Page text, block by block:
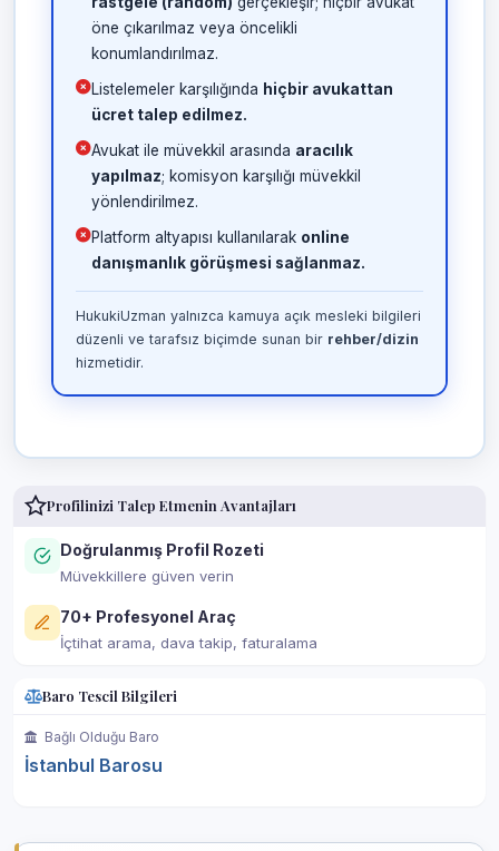
öne çıkarılmaz veya öncelikli
konumlandırılmaz.
Listelemeler karşılığında hiçbir avukattan
ücret talep edilmez.
Avukat ile müvekkil arasında aracılık
yapılmaz; komisyon karşılığı müvekkil
yönlendirilmez.
Platform altyapısı kullanılarak online
danışmanlık görüşmesi sağlanmaz.
HukukiUzman yalnızca kamuya açık mesleki bilgileri
düzenli ve tarafsız biçimde sunan bir rehber/dizin
hizmetidir.
Profilinizi Talep Etmenin Avantajları
Doğrulanmış Profil Rozeti
Müvekkillere güven verin
70+ Profesyonel Araç
İçtihat arama, dava takip, faturalama
Baro Tescil Bilgileri
Bağlı Olduğu Baro
İstanbul Barosu